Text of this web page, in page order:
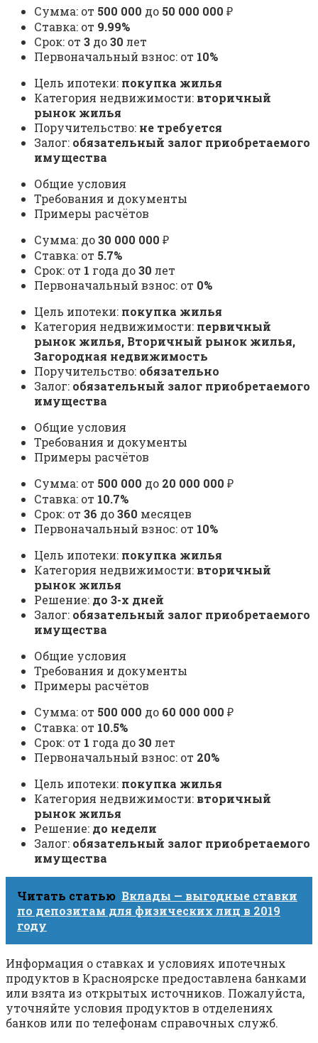
Сумма: от 500 000 до 50 000 000 ₽
Ставка: от 9.99%
Срок: от 3 до30 лет
Первоначальный взнос: от 10%
Цель ипотеки: покупка жилья
Категория недвижимости: вторичный
рынок жилья
Поручительство: не требуется
Залог: обязательный залог приобретаемого
имущества
Общие условия
Требования и документы
Примеры расчётов
Сумма: до30 000 000 ₽
Ставка: от 5.7%
Срок: от 1 года до30 лет
Первоначальный взнос: от 0%
Цель ипотеки: покупка жилья
Категория недвижимости: первичный
рынок жилья, Вторичный рынок жилья,
Загородная недвижимость
Поручительство: обязательно
Залог: обязательный залог приобретаемого
имущества
Общие условия
Требования и документы
Примеры расчётов
Сумма: от 500 000 до 20 000 000 ₽
Ставка: от 10.7%
Срок: от 36 до360 месяцев
Первоначальный взнос: от 10%
Цель ипотеки: покупка жилья
Категория недвижимости: вторичный
рынок жилья
Решение: до 3-х дней
Залог: обязательный залог приобретаемого
имущества
Общие условия
Требования и документы
Примеры расчётов
Сумма: от 500 000 до 60 000 000 ₽
Ставка: от 10.5%
Срок: от 1 года до30 лет
Первоначальный взнос: от 20%
Цель ипотеки: покупка жилья
Категория недвижимости: вторичный
рынок жилья
Решение: до недели
Залог: обязательный залог приобретаемого
имущества
Читать статью Вклады — выгодные ставки
по депозитам для физических лиц в 2019
году
Информация о ставках и условиях ипотечных
продуктов в Красноярске предоставлена банками
или взята из открытых источников. Пожалуйста,
уточняйте условия продуктов в отделениях
банков или по телефонам справочных служб.